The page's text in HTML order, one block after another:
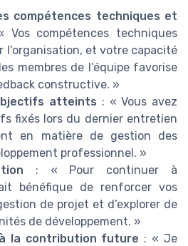
compétences techniques et
Vos compétences techniques
l’organisation, et votre capacité
membres de l’équipe favorise
constructive. »
atteints : « Vous avez
fixés lors du dernier entretien
en matière de gestion des
professionnel. »
: « Pour continuer à
bénéfique de renforcer vos
de projet et d’explorer de
de développement. »
la contribution future : « Je